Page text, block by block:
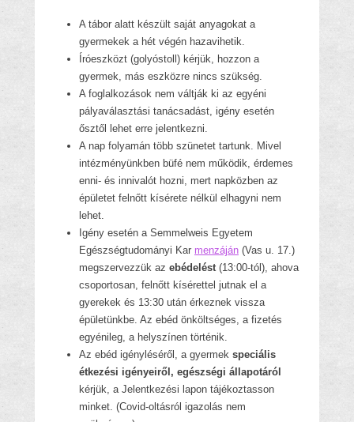
A tábor alatt készült saját anyagokat a
gyermekek a hét végén hazavihetik.
Íróeszközt (golyóstoll) kérjük, hozzon a
gyermek, más eszközre nincs szükség.
A foglalkozások nem váltják ki az egyéni
pályaválasztási tanácsadást, igény esetén
ősztől lehet erre jelentkezni.
A nap folyamán több szünetet tartunk. Mivel
intézményünkben büfé nem működik, érdemes
enni- és innivalót hozni, mert napközben az
épületet felnőtt kísérete nélkül elhagyni nem
lehet.
Igény esetén a Semmelweis Egyetem
Egészségtudományi Kar menzáján (Vas u. 17.)
megszervezzük az ebédelést (13:00-tól), ahova
csoportosan, felnőtt kísérettel jutnak el a
gyerekek és 13:30 után érkeznek vissza
épületünkbe. Az ebéd önköltséges, a fizetés
egyénileg, a helyszínen történik.
Az ebéd igényléséről, a gyermek speciális
étkezési igényeiről, egészségi állapotáról
kérjük, a Jelentkezési lapon tájékoztasson
minket. (Covid-oltásról igazolás nem